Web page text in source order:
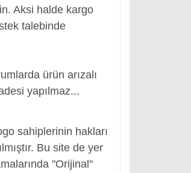
Aksi halde kargo
talebinde
ürün arızalı
yapılmaz...
sahiplerinin hakları
Bu site de yer
"Orijinal"